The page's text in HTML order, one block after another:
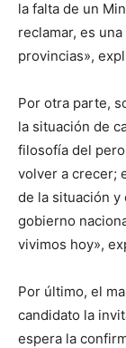
la falta de un
reclamar, es
provincias»,
Por otra parte,
la situación de
filosofía del
volver a crecer;
de la situación y
gobierno
vivimos hoy»,
Por último, el
candidato la
espera la